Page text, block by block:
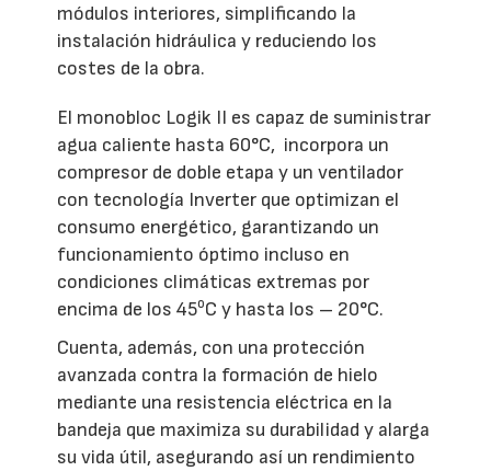
módulos interiores, simplificando la
instalación hidráulica y reduciendo los
costes de la obra.
El monobloc Logik II es capaz de suministrar
agua caliente hasta 60°C, incorpora un
compresor de doble etapa y un ventilador
con tecnología Inverter que optimizan el
consumo energético, garantizando un
funcionamiento óptimo incluso en
condiciones climáticas extremas por
encima de los 45oC y hasta los – 20°C.
Cuenta, además, con una protección
avanzada contra la formación de hielo
mediante una resistencia eléctrica en la
bandeja que maximiza su durabilidad y alarga
su vida útil, asegurando así un rendimiento